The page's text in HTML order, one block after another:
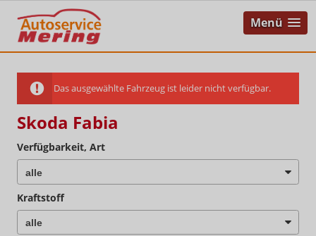
Menü
Das ausgewählte Fahrzeug ist leider nicht verfügbar.
Skoda Fabia
Verfügbarkeit, Art
Kraftstoff